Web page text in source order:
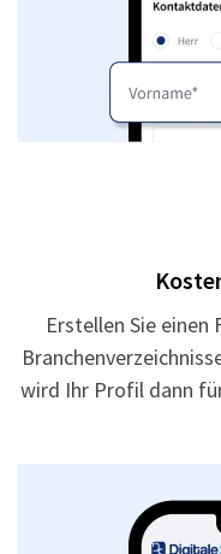
Erstellen Sie
wird Ihr Profil dann